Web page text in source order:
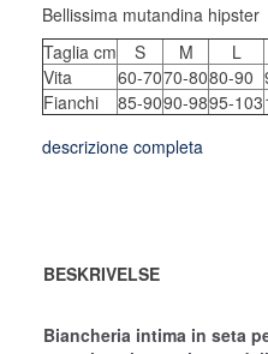
Bellissima mutandina hipster
Taglia cm
S M L
Vita
60-7070-8080-90
Fianchi
85-9090-9895-103
descrizione completa
BESKRIVELSE
Biancheria intima in seta